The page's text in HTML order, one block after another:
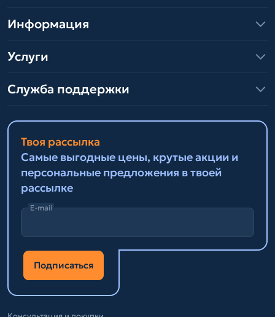
Информация
Услуги
Служба поддержки
Твоя рассылка
Самые выгодные цены, крутые акции и
персональные предложения в твоей
рассылке
E-mail
Подписаться